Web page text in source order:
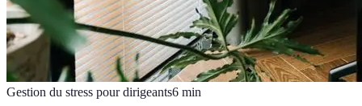
Gestion du stress pour dirigeants6 min